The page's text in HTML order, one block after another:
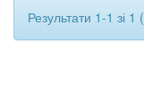
Результати 1-1 зі